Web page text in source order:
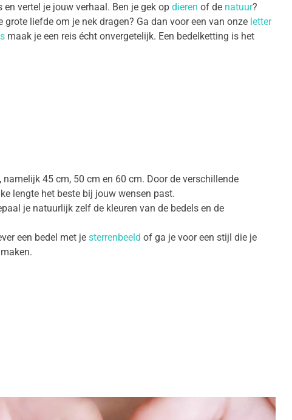
vertel je jouw verhaal. Ben je gek op dieren of de natuur?
liefde om je nek dragen? Ga dan voor een van onze letter
maak je een reis écht onvergetelijk. Een bedelketting is het
45 cm, 50 cm en 60 cm. Door de verschillende
lengte het beste bij jouw wensen past.
je natuurlijk zelf de kleuren van de bedels en de
een bedel met je sterrenbeeld of ga je voor een stijl die je